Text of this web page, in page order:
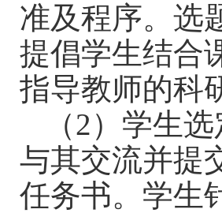
准及程序。选
提倡学生结合
指导教师的科
（2）学生
与其交流并提
任务书。学生